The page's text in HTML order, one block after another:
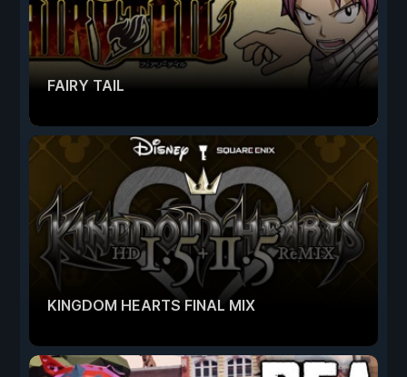
FAIRY TAIL
KINGDOM HEARTS FINAL MIX